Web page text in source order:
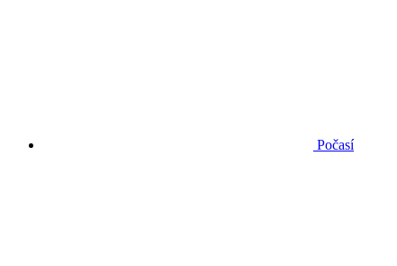
Počasí